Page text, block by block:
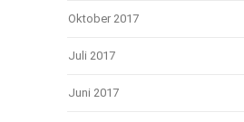
Oktober 2017
Juli 2017
Juni 2017